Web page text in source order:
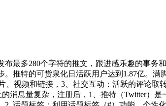
最多280个字符的推文，跟进感乐趣的事
推特的可货泉化日活跃用户达到1.87亿。
视频和链接，3、社交互动：活跃的评论
消息量复杂，注册后，1、推特（Twitter）